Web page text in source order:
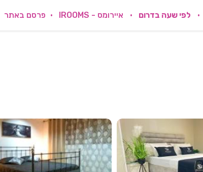
לפי שעה בדרום איירומס - IROOMS פרסם באתר